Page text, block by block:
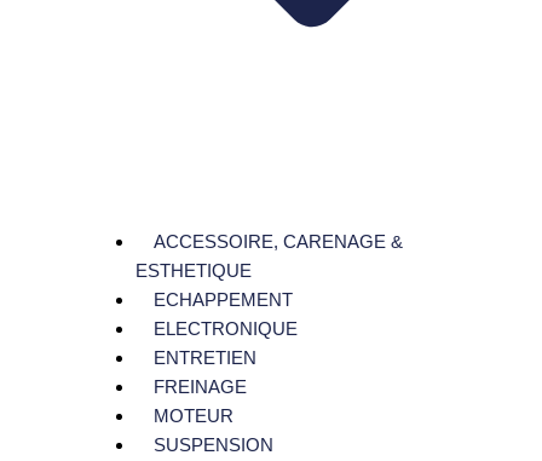
ACCESSOIRE, CARENAGE &
ESTHETIQUE
ECHAPPEMENT
ELECTRONIQUE
ENTRETIEN
FREINAGE
MOTEUR
SUSPENSION